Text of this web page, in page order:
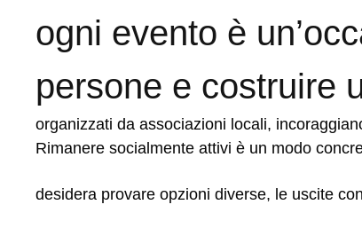
ogni evento è
persone e costruire
organizzati da associazioni locali,
Rimanere socialmente attivi è un modo
desidera provare opzioni diverse, le uscite